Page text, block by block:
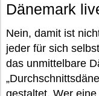
Dänemark
Nein, damit ist
jeder für sich
das unmittelbare
gestaltet. Wer